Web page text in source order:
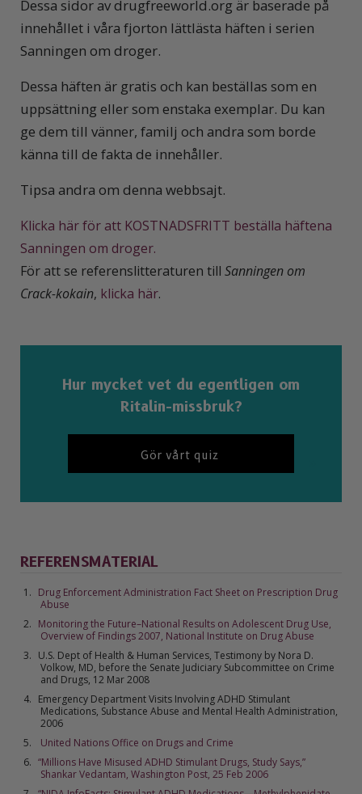
Dessa sidor av drugfreeworld.org är baserade på
innehållet i våra fjorton lättlästa häften i serien
Sanningen om droger.
Dessa häften är gratis och kan beställas som en
uppsättning eller som enstaka exemplar. Du kan
ge dem till vänner, familj och andra som borde
känna till de fakta de innehåller.
Tipsa andra om denna webbsajt.
Klicka här för att KOSTNADSFRITT beställa häftena
Sanningen om droger.
För att se referenslitteraturen till Sanningen om
Crack-kokain, klicka här.
Hur mycket vet du egentligen om
Ritalin-missbruk?
Gör vårt quiz
REFERENSMATERIAL
Drug Enforcement Administration Fact Sheet on Prescription Drug
Abuse
Monitoring the Future–National Results on Adolescent Drug Use,
Overview of Findings 2007, National Institute on Drug Abuse
U.S. Dept of Health & Human Services, Testimony by Nora D.
Volkow, MD, before the Senate Judiciary Subcommittee on Crime
and Drugs, 12 Mar 2008
Emergency Department Visits Involving ADHD Stimulant
Medications, Substance Abuse and Mental Health Administration,
2006
United Nations Office on Drugs and Crime
“Millions Have Misused ADHD Stimulant Drugs, Study Says,”
Shankar Vedantam, Washington Post, 25 Feb 2006